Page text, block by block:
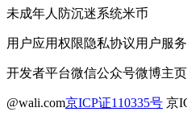
未成年人防沉迷系统米币
用户应用权限隐私协议用户服
开发者平台微信公众号微博主页
@wali.com京ICP证110335号 京